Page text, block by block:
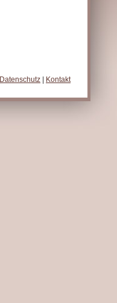
Datenschutz Kontakt